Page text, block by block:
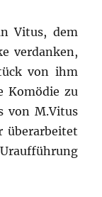
Vitus, dem
verdanken,
von ihm
Komödie zu
von M.Vitus
überarbeitet